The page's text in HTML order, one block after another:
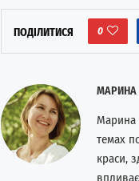
ПОДІЛИТИСЯ 0
МАРИНА
Марина
темах
краси,